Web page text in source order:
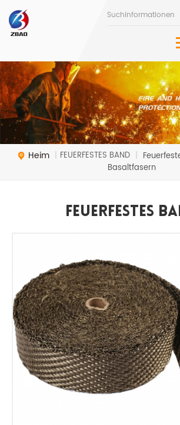
Heim | FEUERFESTES BAND |
Basaltfasern
FEUERFESTES